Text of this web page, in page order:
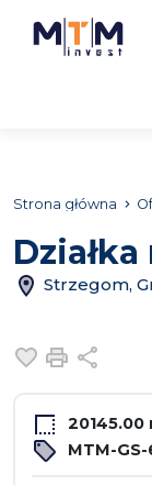
Strona główna
Strzegom,
Dodaj do
Drukuj
20145.00
MTM-